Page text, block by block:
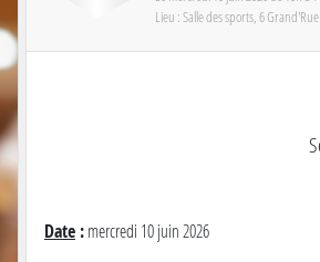
Lieu :Salle des sports, 6 Grand'Rue
Date :mercredi 10 juin 2026